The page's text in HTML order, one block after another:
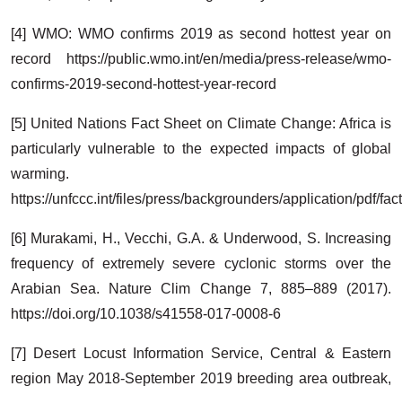
[4] WMO: WMO confirms 2019 as second hottest year on
record https://public.wmo.int/en/media/press-release/wmo-
confirms-2019-second-hottest-year-record
[5] United Nations Fact Sheet on Climate Change: Africa is
particularly vulnerable to the expected impacts of global
warming.
https://unfccc.int/files/press/backgrounders/application/pdf/
[6] Murakami, H., Vecchi, G.A. & Underwood, S. Increasing
frequency of extremely severe cyclonic storms over the
Arabian Sea. Nature Clim Change 7, 885–889 (2017).
https://doi.org/10.1038/s41558-017-0008-6
[7] Desert Locust Information Service, Central & Eastern
region May 2018-September 2019 breeding area outbreak,